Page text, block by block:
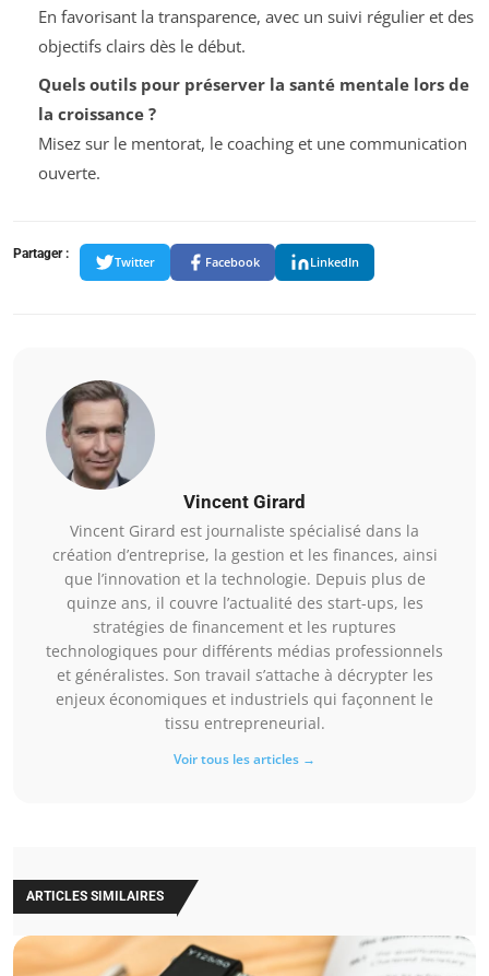
En favorisant la transparence, avec un suivi régulier et des
objectifs clairs dès le début.
Quels outils pour préserver la santé mentale lors de
la croissance ?
Misez sur le mentorat, le coaching et une communication
ouverte.
Partager :
Twitter Facebook LinkedIn
Vincent Girard
Vincent Girard est journaliste spécialisé dans la
création d’entreprise, la gestion et les finances, ainsi
que l’innovation et la technologie. Depuis plus de
quinze ans, il couvre l’actualité des start-ups, les
stratégies de financement et les ruptures
technologiques pour différents médias professionnels
et généralistes. Son travail s’attache à décrypter les
enjeux économiques et industriels qui façonnent le
tissu entrepreneurial.
Voir tous les articles →
ARTICLES SIMILAIRES